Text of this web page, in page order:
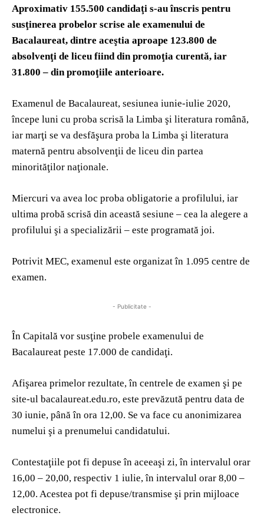
Aproximativ 155.500 candidaţi s-au înscris pentru
susţinerea probelor scrise ale examenului de
Bacalaureat, dintre aceştia aproape 123.800 de
absolvenţi de liceu fiind din promoţia curentă, iar
31.800 – din promoţiile anterioare.
Examenul de Bacalaureat, sesiunea iunie-iulie 2020,
începe luni cu proba scrisă la Limba şi literatura română,
iar marţi se va desfăşura proba la Limba şi literatura
maternă pentru absolvenţii de liceu din partea
minorităţilor naţionale.
Miercuri va avea loc proba obligatorie a profilului, iar
ultima probă scrisă din această sesiune – cea la alegere a
profilului şi a specializării – este programată joi.
Potrivit MEC, examenul este organizat în 1.095 centre de
examen.
- Publicitate -
În Capitală vor susţine probele examenului de
Bacalaureat peste 17.000 de candidaţi.
Afişarea primelor rezultate, în centrele de examen şi pe
site-ul bacalaureat.edu.ro, este prevăzută pentru data de
30 iunie, până în ora 12,00. Se va face cu anonimizarea
numelui şi a prenumelui candidatului.
Contestaţiile pot fi depuse în aceeaşi zi, în intervalul orar
16,00 – 20,00, respectiv 1 iulie, în intervalul orar 8,00 –
12,00. Acestea pot fi depuse/transmise şi prin mijloace
electronice.